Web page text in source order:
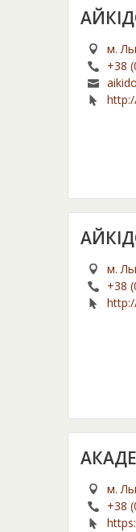
м.
+38
м.
+38
м.
+38